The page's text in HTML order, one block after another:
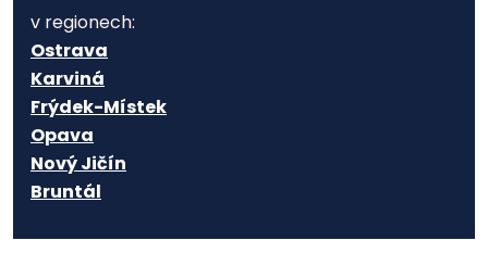
v regionech:
Ostrava
Karviná
Frýdek-Místek
Opava
Nový Jičín
Bruntál